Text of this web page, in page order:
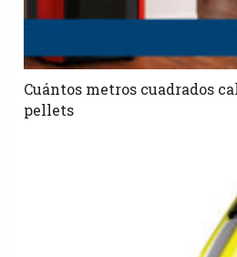
Cuántos metros cuadrados
pellets